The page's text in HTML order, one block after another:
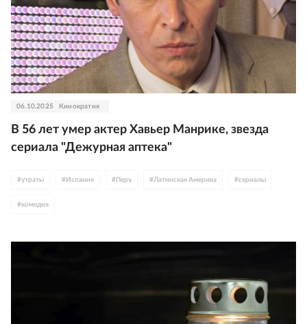
06.10.2025 Кинократия
В 56 лет умер актер Хавьер Манрике, звезда
сериала "Дежурная аптека"
#утраты # Испания # Перу # Латинская Америка #сериалы
#комедия